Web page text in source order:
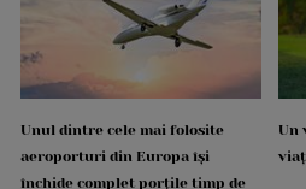
Unul dintre cele mai folosite
aeroporturi din Europa își
închide complet porțile timp de
Un